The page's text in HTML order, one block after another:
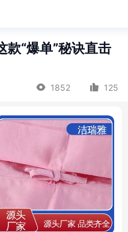
款“爆单”秘诀直击
1852 125